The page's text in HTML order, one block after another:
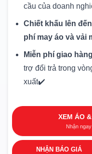
cầu của doanh
Chiết khấu lên
phí may áo và vải
Miễn phí giao
trợ đổi trả trong
xuất✔️
XEM ÁO
Nhận
NHẬN BÁO GIÁ